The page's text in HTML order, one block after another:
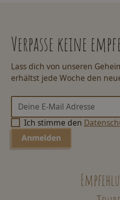
Verpasse keine
Lass dich von unseren
erhältst jede Woche den
Ich stimme den